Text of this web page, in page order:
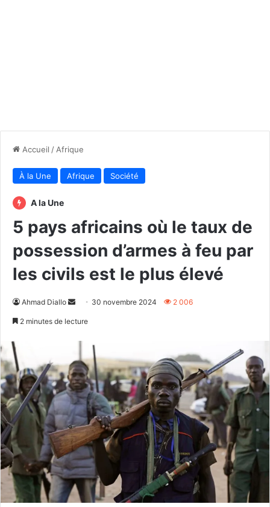
Accueil / Afrique
À la Une Afrique Société
A la Une
5 pays africains où le taux de
possession d’armes à feu par
les civils est le plus élevé
Ahmad Diallo
Envoyer30 novembre 2024 2 006
2 minutes de lecture